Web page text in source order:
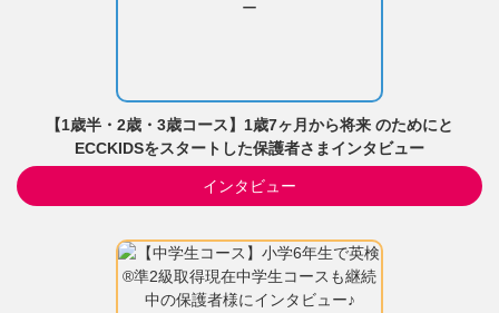
【1歳半・2歳・3歳コース】1歳7ヶ月から将来 のためにと
ECCKIDSをスタートした保護者さまインタビュー
インタビュー